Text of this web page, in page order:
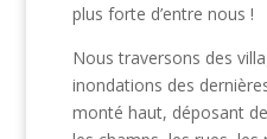
plus forte d’entre nous !
Nous traversons des
inondations des
monté haut, déposant